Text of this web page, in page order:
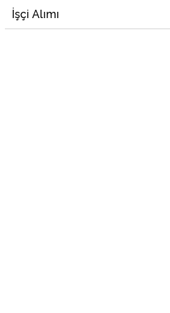
İşçi Alımı